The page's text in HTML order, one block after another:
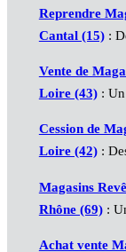
Reprendre
Cantal (15):
Vente de
Loire (43): Un
Cession de
Loire (42):
Magasins
Rhône (69):
Achat vente